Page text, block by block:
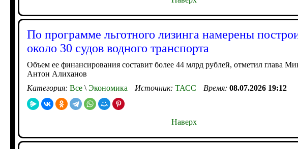
По программе льготного лизинга намерены
около 30 судов водного транспорта
Объем ее финансирования составит более 44 млрд рублей, отметил глава
Антон Алиханов
Категория: Все \ Экономика Источник: ТАСС Время: 08.07.2026 19:12
Наверх